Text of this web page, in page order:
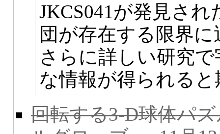
JKCS041が発見され
団が存在する限界
さらに詳しい研究
な情報が得られる
回転する3-D球体パ